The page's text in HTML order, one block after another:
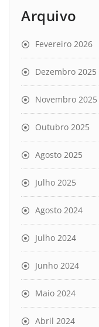
Arquivo
Fevereiro 2026
Dezembro 2025
Novembro 2025
Outubro 2025
Agosto 2025
Julho 2025
Agosto 2024
Julho 2024
Junho 2024
Maio 2024
Abril 2024